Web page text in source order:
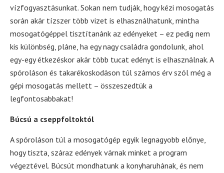
vízfogyasztásunkat. Sokan nem tudják, hogy kézi mosogatás
során akár tízszer több vizet is elhasználhatunk, mintha
mosogatógéppel tisztítanánk az edényeket – ez pedig nem
kis különbség, pláne, ha egy nagy családra gondolunk, ahol
egy-egy étkezéskor akár több tucat edényt is elhasználnak. A
spóroláson és takarékoskodáson túl számos érv szól még a
gépi mosogatás mellett – összeszedtük a
legfontosabbakat!
Búcsú a cseppfoltoktól
A spóroláson túl a mosogatógép egyik legnagyobb előnye,
hogy tiszta, száraz edények várnak minket a program
végeztével. Búcsút mondhatunk a konyharuhának, és nem